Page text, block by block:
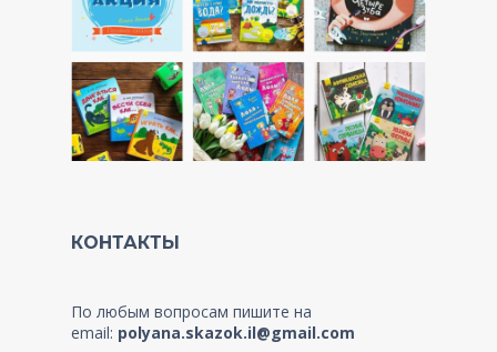
КОНТАКТЫ
По любым вопросам пишите на
email: polyana.skazok.il@gmail.com